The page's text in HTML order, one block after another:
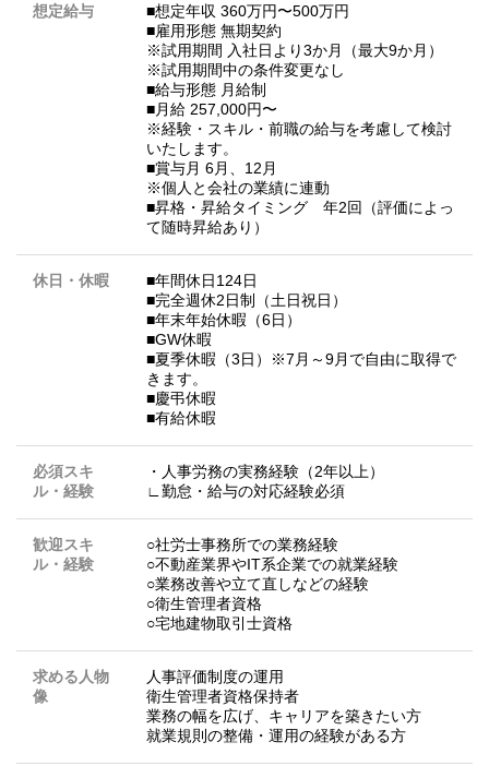
想定給与
■想定年収 360万円〜500万円
■雇⽤形態 無期契約
※試⽤期間 ⼊社⽇より3か⽉（最⼤9か⽉）
※試⽤期間中の条件変更なし
■給与形態 ⽉給制
■⽉給 257,000円〜
※経験・スキル・前職の給与を考慮して検討
いたします。
■賞与⽉ 6⽉、12⽉
※個⼈と会社の業績に連動
■昇格・昇給タイミング 年2回（評価によっ
て随時昇給あり）
休日・休暇
■年間休日124日
■完全週休2日制（土日祝日）
■年末年始休暇（6日）
■GW休暇
■夏季休暇（3日）※7月～9月で自由に取得で
きます。
■慶弔休暇
■有給休暇
必須スキ
ル・経験
・人事労務の実務経験（2年以上）
∟勤怠・給与の対応経験必須
歓迎スキ
ル・経験
○社労士事務所での業務経験
○不動産業界やIT系企業での就業経験
○業務改善や立て直しなどの経験
○衛生管理者資格
○宅地建物取引士資格
求める人物
像
人事評価制度の運用
衛生管理者資格保持者
業務の幅を広げ、キャリアを築きたい方
就業規則の整備・運用の経験がある方